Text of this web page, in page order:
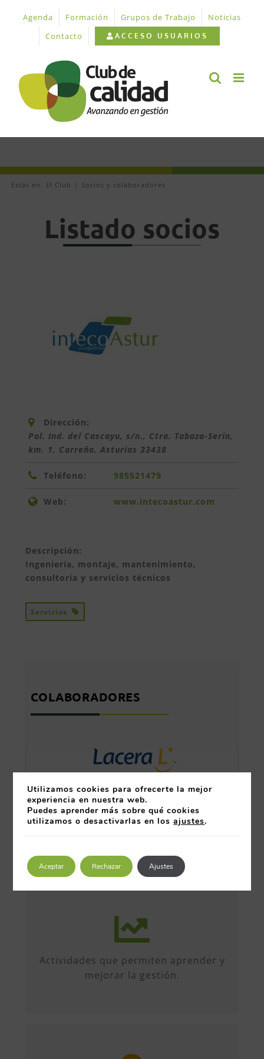
contenido
Agenda Formación Grupos de Trabajo
Noticias
Contacto
ACCESO USUARIOS
Estás en: El Club Socios y colaboradores
Listado socios
Dirección:
Pol. Ind. del Cascayu, s/n., Ctra. Tabaza-Serín,
km. 1, Carreño, Asturias 33438
Teléfono: 985521479
Web: www.intecoastur.com
Descripción:
Ingeniería, montaje, mantenimiento,
consultoría y servicios técnicos
Servicios
COLABORADORES
Actividades que permiten aprender y
mejorar la gestión.
Más de 50 iniciativas anuales de
formato diverso, sobre múltiples
formación, etc...
Utilizamos cookies para ofrecerte la mejor
experiencia en nuestra web.
Puedes aprender más sobre qué cookies
utilizamos o desactivarlas en losajustes.
Aceptar Rechazar Ajustes